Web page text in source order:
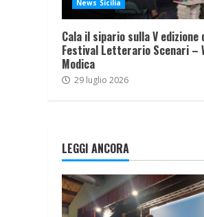
News Sicilia
Cala il sipario sulla V edizione
Festival Letterario Scenari –
Modica
29 luglio 2026
LEGGI ANCORA